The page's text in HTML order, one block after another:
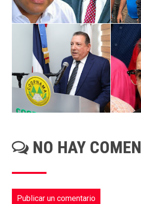
NO HAY
Publicar un comentario